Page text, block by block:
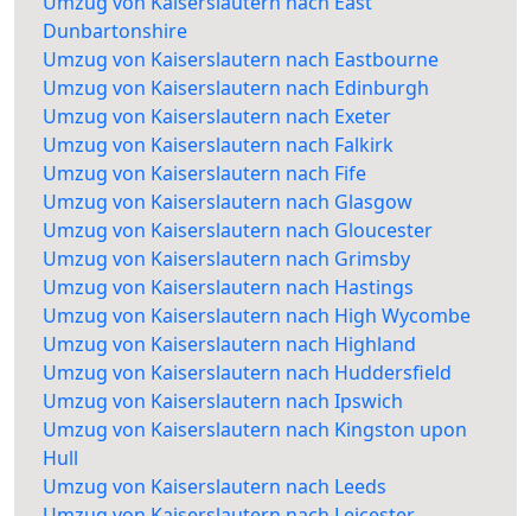
Dunbartonshire
Umzug von Kaiserslautern nach Eastbourne
Umzug von Kaiserslautern nach Edinburgh
Umzug von Kaiserslautern nach Exeter
Umzug von Kaiserslautern nach Falkirk
Umzug von Kaiserslautern nach Fife
Umzug von Kaiserslautern nach Glasgow
Umzug von Kaiserslautern nach Gloucester
Umzug von Kaiserslautern nach Grimsby
Umzug von Kaiserslautern nach Hastings
Umzug von Kaiserslautern nach High Wycombe
Umzug von Kaiserslautern nach Highland
Umzug von Kaiserslautern nach Huddersfield
Umzug von Kaiserslautern nach Ipswich
Umzug von Kaiserslautern nach Kingston upon
Hull
Umzug von Kaiserslautern nach Leeds